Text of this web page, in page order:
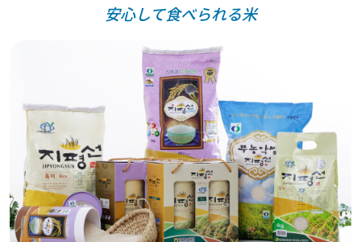
安心して食べられる米